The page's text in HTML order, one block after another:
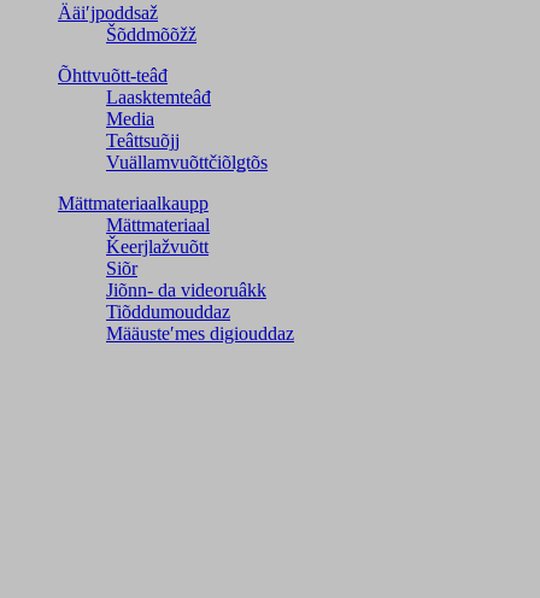
Ääiʹjpoddsaž
Šõddmõõžž
Õhttvuõtt-teâđ
Laasktemteâđ
Media
Teâttsuõjj
Vuällamvuõttčiõlǥtõs
Mättmateriaalkaupp
Mättmateriaal
Ǩeerjlažvuõtt
Siõr
Jiõnn- da videoruâkk
Tiõddumouddaz
Määusteʹmes digiouddaz